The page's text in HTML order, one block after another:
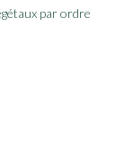
par ordre